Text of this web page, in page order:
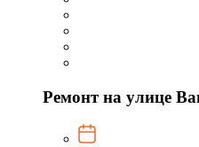
Ремонт на улице